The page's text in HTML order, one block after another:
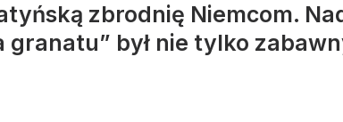
zbrodnię Niemcom.
był nie tylko